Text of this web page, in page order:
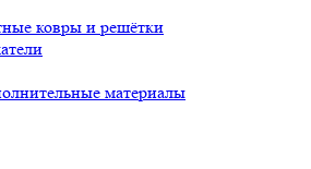
ковры и решётки
материалы